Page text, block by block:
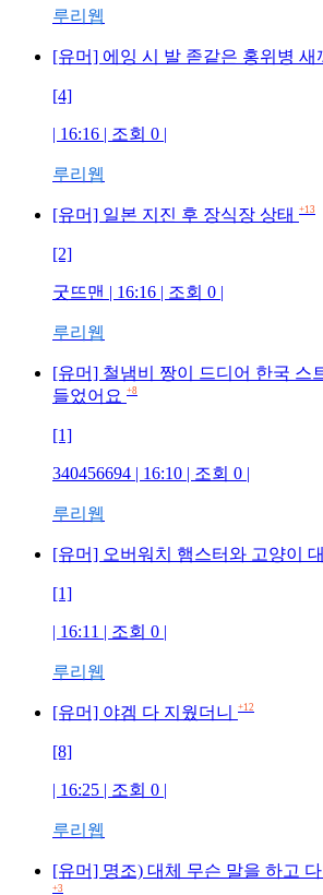
루리웹
[유머] 에잉 시 발 졷같은 홍위병 새
[4]
| 16:16 | 조회 0 |
루리웹
[유머] 일본 지진 후 장식장 상태 +13
[2]
굿뜨맨 | 16:16 | 조회 0 |
루리웹
[유머] 철냄비 짱이 드디어 한국 스
들었어요 +8
[1]
340456694 | 16:10 | 조회 0 |
루리웹
[유머] 오버워치 햄스터와 고양이
[1]
| 16:11 | 조회 0 |
루리웹
[유머] 야겜 다 지웠더니 +12
[8]
| 16:25 | 조회 0 |
루리웹
[유머] 명조) 대체 무슨 말을 하고
+3